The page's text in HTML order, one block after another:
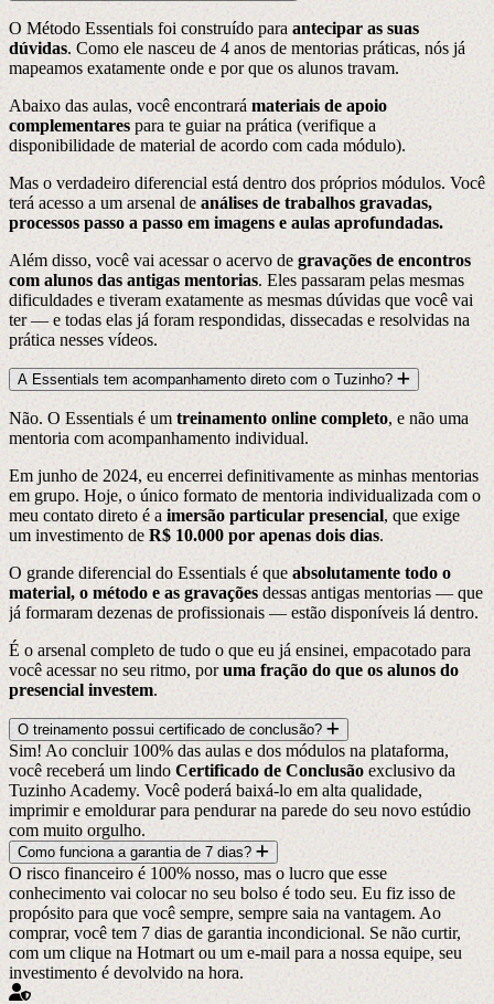
O Método Essentials foi construído para antecipar as suas
dúvidas. Como ele nasceu de 4 anos de mentorias práticas, nós já
mapeamos exatamente onde e por que os alunos travam.
Abaixo das aulas, você encontrará materiais de apoio
complementares para te guiar na prática (verifique a
disponibilidade de material de acordo com cada módulo).
Mas o verdadeiro diferencial está dentro dos próprios módulos. Você
terá acesso a um arsenal deanálises de trabalhos gravadas,
processos passo a passo em imagens e aulas aprofundadas.
Além disso, você vai acessar o acervo de gravações de encontros
com alunos das antigas mentorias. Eles passaram pelas mesmas
dificuldades e tiveram exatamente as mesmas dúvidas que você vai
ter — e todas elas já foram respondidas, dissecadas e resolvidas na
prática nesses vídeos.
A Essentials tem acompanhamento direto com o Tuzinho?
Não. O Essentials é um treinamento online completo, e não uma
mentoria com acompanhamento individual.
Em junho de 2024, eu encerrei definitivamente as minhas mentorias
em grupo. Hoje, o único formato de mentoria individualizada com o
meu contato direto é a imersão particular presencial, que exige
um investimento de R$ 10.000 por apenas dois dias.
O grande diferencial do Essentials é que absolutamente todo o
material, o método e as gravações dessas antigas mentorias — que
já formaram dezenas de profissionais — estão disponíveis lá dentro.
É o arsenal completo de tudo o que eu já ensinei, empacotado para
você acessar no seu ritmo, poruma fração do que os alunos do
presencial investem.
O treinamento possui certificado de conclusão?
Sim! Ao concluir 100% das aulas e dos módulos na plataforma,
você receberá um lindo Certificado de Conclusãoexclusivo da
Tuzinho Academy. Você poderá baixá-lo em alta qualidade,
imprimir e emoldurar para pendurar na parede do seu novo estúdio
com muito orgulho.
Como funciona a garantia de 7 dias?
O risco financeiro é 100% nosso, mas o lucro que esse
conhecimento vai colocar no seu bolso é todo seu. Eu fiz isso de
propósito para que você sempre, sempre saia na vantagem. Ao
comprar, você tem 7 dias de garantia incondicional. Se não curtir,
com um clique na Hotmart ou um e-mail para a nossa equipe, seu
investimento é devolvido na hora.